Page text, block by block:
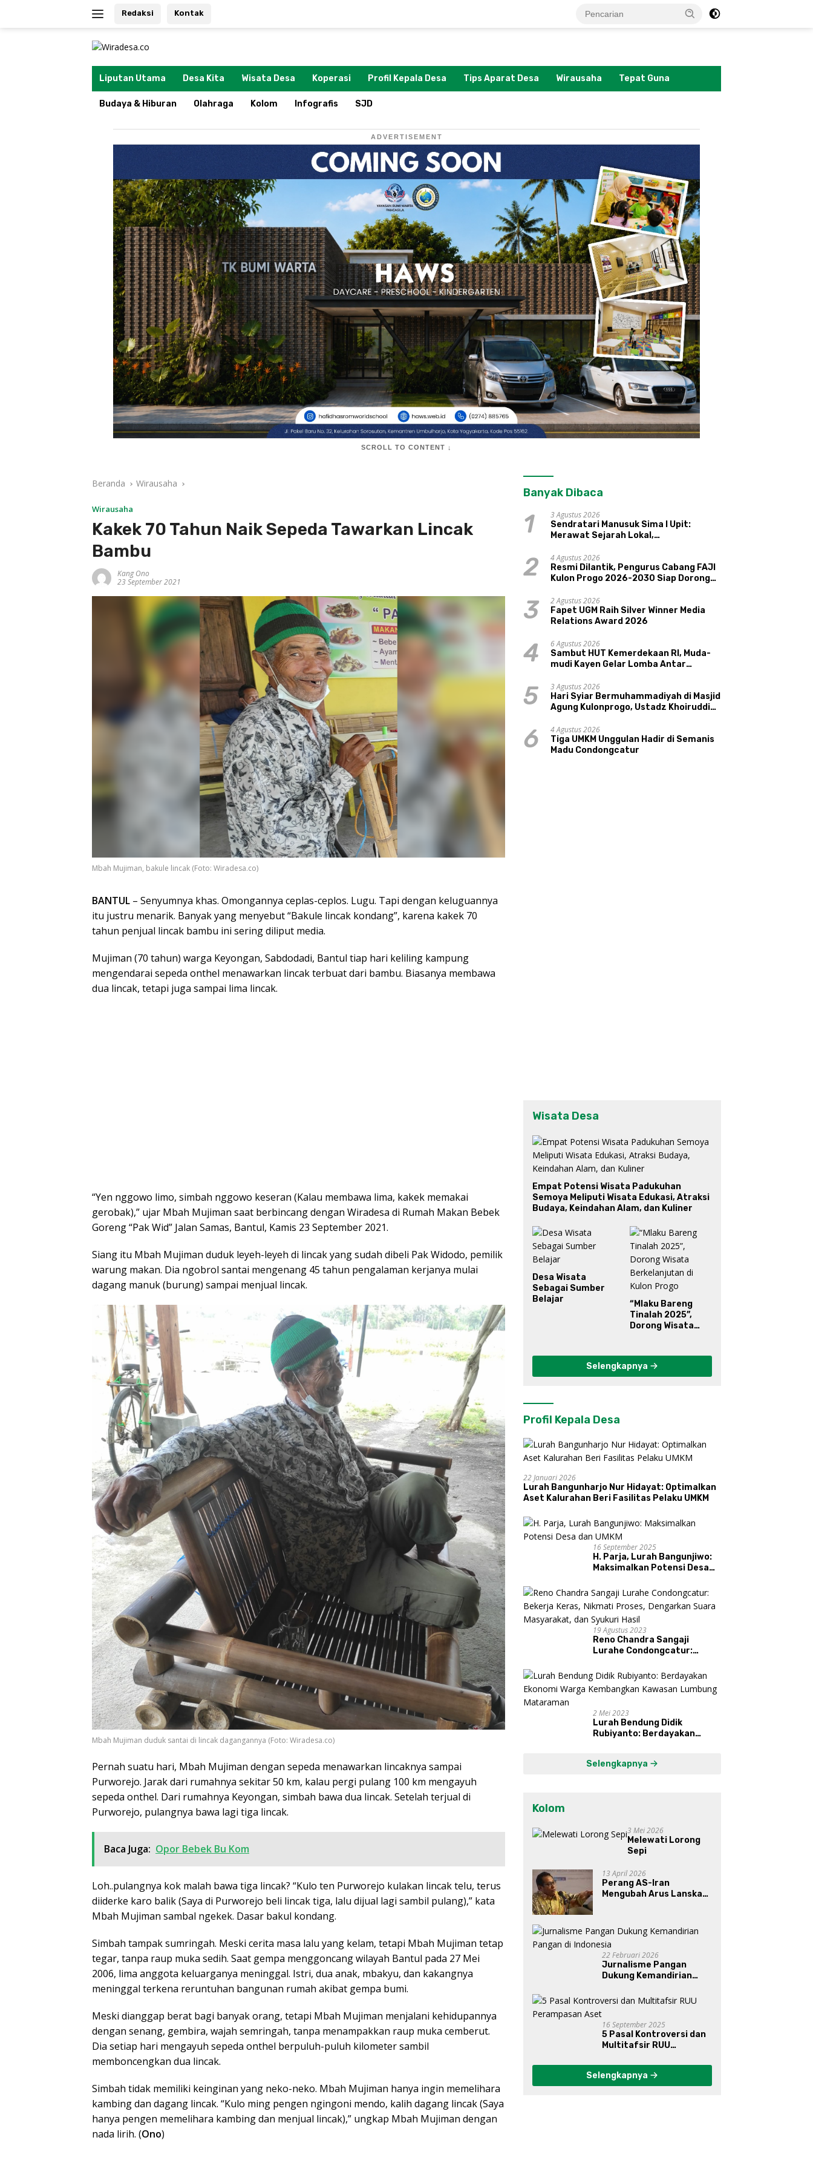
Redaksi Kontak
Liputan Utama Desa Kita Wisata Desa Koperasi Profil Kepala Desa Tips Aparat Desa Wirausaha Tepat Guna
Budaya & Hiburan Olahraga Kolom Infografis SJD
ADVERTISEMENT
SCROLL TO CONTENT ↓
Beranda Wirausaha
Wirausaha
Kakek 70 Tahun Naik Sepeda Tawarkan Lincak
Bambu
Kang Ono
23 September 2021
Mbah Mujiman, bakule lincak (Foto: Wiradesa.co)
BANTUL – Senyumnya khas. Omongannya ceplas-ceplos. Lugu. Tapi dengan keluguannya
itu justru menarik. Banyak yang menyebut “Bakule lincak kondang”, karena kakek 70
tahun penjual lincak bambu ini sering diliput media.
Mujiman (70 tahun) warga Keyongan, Sabdodadi, Bantul tiap hari keliling kampung
mengendarai sepeda onthel menawarkan lincak terbuat dari bambu. Biasanya membawa
dua lincak, tetapi juga sampai lima lincak.
“Yen nggowo limo, simbah nggowo keseran (Kalau membawa lima, kakek memakai
gerobak),” ujar Mbah Mujiman saat berbincang dengan Wiradesa di Rumah Makan Bebek
Goreng “Pak Wid” Jalan Samas, Bantul, Kamis 23 September 2021.
Siang itu Mbah Mujiman duduk leyeh-leyeh di lincak yang sudah dibeli Pak Widodo, pemilik
warung makan. Dia ngobrol santai mengenang 45 tahun pengalaman kerjanya mulai
dagang manuk (burung) sampai menjual lincak.
Mbah Mujiman duduk santai di lincak dagangannya (Foto: Wiradesa.co)
Pernah suatu hari, Mbah Mujiman dengan sepeda menawarkan lincaknya sampai
Purworejo. Jarak dari rumahnya sekitar 50 km, kalau pergi pulang 100 km mengayuh
sepeda onthel. Dari rumahnya Keyongan, simbah bawa dua lincak. Setelah terjual di
Purworejo, pulangnya bawa lagi tiga lincak.
Baca Juga: Opor Bebek Bu Kom
Loh..pulangnya kok malah bawa tiga lincak? “Kulo ten Purworejo kulakan lincak telu, terus
diiderke karo balik (Saya di Purworejo beli lincak tiga, lalu dijual lagi sambil pulang),” kata
Mbah Mujiman sambal ngekek. Dasar bakul kondang.
Simbah tampak sumringah. Meski cerita masa lalu yang kelam, tetapi Mbah Mujiman tetap
tegar, tanpa raup muka sedih. Saat gempa menggoncang wilayah Bantul pada 27 Mei
2006, lima anggota keluarganya meninggal. Istri, dua anak, mbakyu, dan kakangnya
meninggal terkena reruntuhan bangunan rumah akibat gempa bumi.
Meski dianggap berat bagi banyak orang, tetapi Mbah Mujiman menjalani kehidupannya
dengan senang, gembira, wajah semringah, tanpa menampakkan raup muka cemberut.
Dia setiap hari mengayuh sepeda onthel berpuluh-puluh kilometer sambil
memboncengkan dua lincak.
Simbah tidak memiliki keinginan yang neko-neko. Mbah Mujiman hanya ingin memelihara
kambing dan dagang lincak. “Kulo ming pengen ngingoni mendo, kalih dagang lincak (Saya
hanya pengen memelihara kambing dan menjual lincak),” ungkap Mbah Mujiman dengan
nada lirih. (Ono)
Banyak Dibaca
1
3 Agustus 2026
Sendratari Manusuk Sima I Upit:
Merawat Sejarah Lokal,
Pariwisata, dan Ekologi Klaten
2
4 Agustus 2026
Resmi Dilantik, Pengurus Cabang FAJI
Kulon Progo 2026-2030 Siap Dorong
Sungai Progo
3
2 Agustus 2026
Fapet UGM Raih Silver Winner Media
Relations Award 2026
4
6 Agustus 2026
Sambut HUT Kemerdekaan RI, Muda-
mudi Kayen Gelar Lomba Antar
5
3 Agustus 2026
Hari Syiar Bermuhammadiyah di Masjid
Agung Kulonprogo, Ustadz Khoiruddin
Sakinah Adalah Agama
6
4 Agustus 2026
Tiga UMKM Unggulan Hadir di Semanis
Madu Condongcatur
Wisata Desa
Empat Potensi Wisata Padukuhan
Semoya Meliputi Wisata Edukasi, Atraksi
Budaya, Keindahan Alam, dan Kuliner
Desa Wisata
Sebagai Sumber
Belajar
“Mlaku Bareng
Tinalah 2025”,
Dorong Wisata
Selengkapnya
Profil Kepala Desa
22 Januari 2026
Lurah Bangunharjo Nur Hidayat: Optimalkan
Aset Kalurahan Beri Fasilitas Pelaku UMKM
16 September 2025
H. Parja, Lurah Bangunjiwo:
Maksimalkan Potensi Desa
19 Agustus 2023
Reno Chandra Sangaji
Lurahe Condongcatur:
Proses, Dengarkan Suara
Masyarakat, dan Syukuri
Hasil
2 Mei 2023
Lurah Bendung Didik
Rubiyanto: Berdayakan
Mataraman
Selengkapnya
Kolom
3 Mei 2026
Melewati Lorong
Sepi
13 April 2026
Perang AS-Iran
Mengubah Arus Lanskap
Prabowo-Gibran?
22 Februari 2026
Jurnalisme Pangan
Dukung Kemandirian
16 September 2025
5 Pasal Kontroversi dan
Multitafsir RUU
Selengkapnya